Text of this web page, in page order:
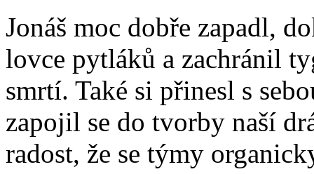
Jonáš moc dobře zapadl,
lovce pytláků a zachránil
smrtí. Také si přinesl s
zapojil se do tvorby naší
radost, že se týmy